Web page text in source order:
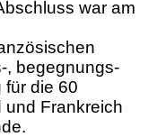
war am
, begegnungs-
für die 60
Frankreich